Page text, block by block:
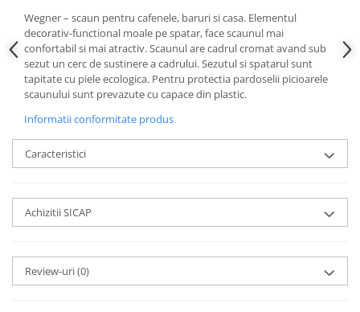
Wegner – scaun pentru cafenele, baruri si casa. Elementul
decorativ-functional moale pe spatar, face scaunul mai
confortabil si mai atractiv. Scaunul are cadrul cromat avand sub
sezut un cerc de sustinere a cadrului. Sezutul si spatarul sunt
tapitate cu piele ecologica. Pentru protectia pardoselii picioarele
scaunului sunt prevazute cu capace din plastic.
Informatii conformitate produs
Caracteristici
Achizitii SICAP
Review-uri(0)